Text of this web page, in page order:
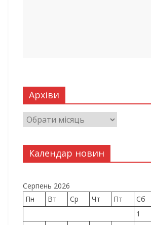
Архіви
Календар новин
Серпень 2026
Пн
Вт Ср Чт Пт Сб
1